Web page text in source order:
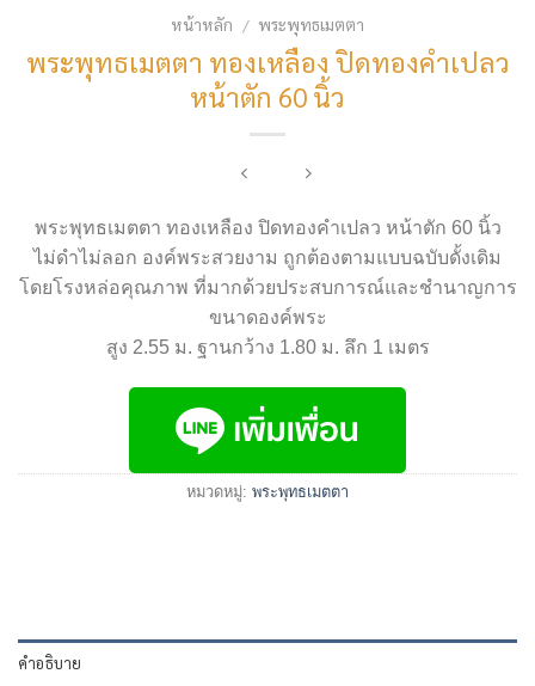
หน้าหลัก / พระพุทธเมตตา
พระพุทธเมตตา ทองเหลือง ปิดทองคำเปลว
หน้าตัก 60 นิ้ว
พระพุทธเมตตา ทองเหลือง ปิดทองคำเปลว หน้าตัก 60 นิ้ว
ไม่ดำไม่ลอก องค์พระสวยงาม ถูกต้องตามแบบฉบับดั้งเดิม
โดยโรงหล่อคุณภาพ ที่มากด้วยประสบการณ์และชำนาญการ
ขนาดองค์พระ
สูง 2.55 ม. ฐานกว้าง 1.80 ม. ลึก 1 เมตร
หมวดหมู่: พระพุทธเมตตา
คำอธิบาย